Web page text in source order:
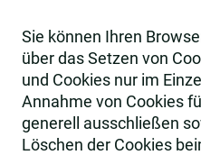
Sie können Ihren
über das Setzen von
und Cookies nur im
Annahme von Cookies
generell ausschließen
Löschen der Cookies